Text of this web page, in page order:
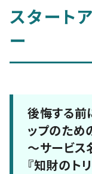
スタート
ー
後悔する前
ップのため
～サービス
『知財のト